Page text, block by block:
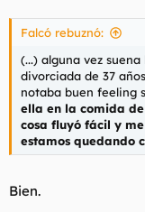
Falcó rebuznó:
(...) alguna vez
divorciada de 37
notaba buen feeling
ella en la comida
cosa fluyó fácil y
estamos quedando
Bien.